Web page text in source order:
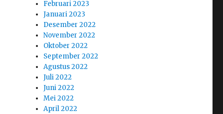
Februari 2023
Januari 2023
Desember 2022
November 2022
Oktober 2022
September 2022
Agustus 2022
Juli 2022
Juni 2022
Mei 2022
April 2022